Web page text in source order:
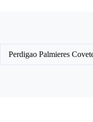
Perdigao Palmieres